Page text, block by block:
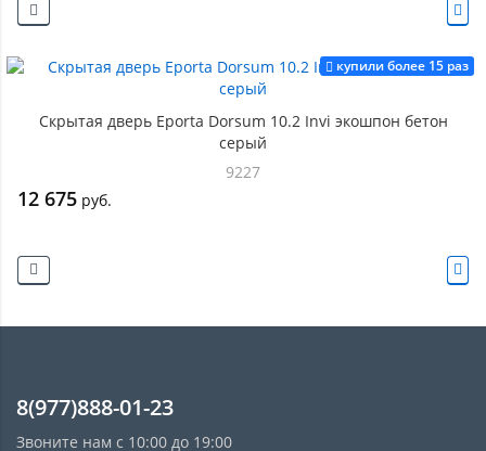
купили более 15 раз
Скрытая дверь Eporta Dorsum 10.2 Invi экошпон бетон
серый
9227
12 675 руб.
8(977)888-01-23
Звоните нам с 10:00 до 19:00